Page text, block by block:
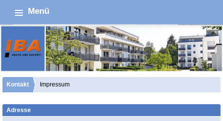
Menü
Kontakt Impressum
Adresse